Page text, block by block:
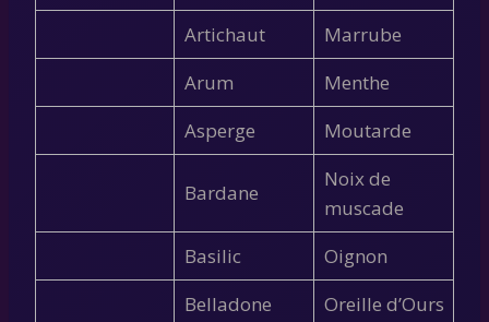
Artichaut
Marrube
Arum
Menthe
Asperge
Moutarde
Bardane
Noix de
muscade
Basilic
Oignon
Belladone
Oreille d’Ours